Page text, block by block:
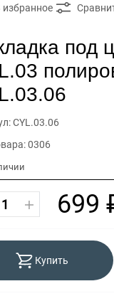
избранное
под
CYL.03.06
0306
699
Купить